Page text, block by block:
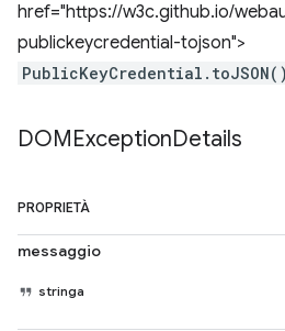
href="https://w3c.github.io/
publickeycredential-tojson">
PublicKeyCredential.toJSON()
DOMExceptionDetails
PROPRIETÀ
messaggio
stringa